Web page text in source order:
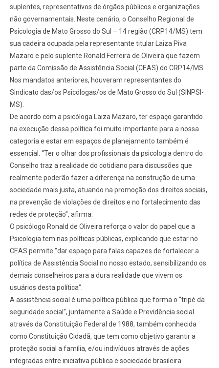
suplentes, representativos de órgãos públicos e organizações
não governamentais. Neste cenário, o Conselho Regional de
Psicologia de Mato Grosso do Sul – 14 região (CRP14/MS) tem
sua cadeira ocupada pela representante titular Laiza Piva
Mazaro e pelo suplente Ronald Ferreira de Oliveira que fazem
parte da Comissão de Assistência Social (CEAS) do CRP14/MS.
Nos mandatos anteriores, houveram representantes do
Sindicato das/os Psicólogas/os de Mato Grosso do Sul (SINPSI-
MS).
De acordo com a psicóloga Laiza Mazaro, ter espaço garantido
na execução dessa política foi muito importante para a nossa
categoria e estar em espaços de planejamento também é
essencial. “Ter o olhar dos profissionais da psicologia dentro do
Conselho traz a realidade do cotidiano para discussões que
realmente poderão fazer a diferença na construção de uma
sociedade mais justa, atuando na promoção dos direitos sociais,
na prevenção de violações de direitos e no fortalecimento das
redes de proteção”, afirma.
O psicólogo Ronald de Oliveira reforça o valor do papel que a
Psicologia tem nas políticas públicas, explicando que estar no
CEAS permite “dar espaço para falas capazes de fortalecer a
política de Assistência Social no nosso estado, sensibilizando os
demais conselheiros para a dura realidade que vivem os
usuários desta política”.
A assistência social é uma política pública que forma o “tripé da
seguridade social”, juntamente a Saúde e Previdência social
através da Constituição Federal de 1988, também conhecida
como Constituição Cidadã, que tem como objetivo garantir a
proteção social a família, e/ou indivíduos através de ações
integradas entre iniciativa pública e sociedade brasileira.